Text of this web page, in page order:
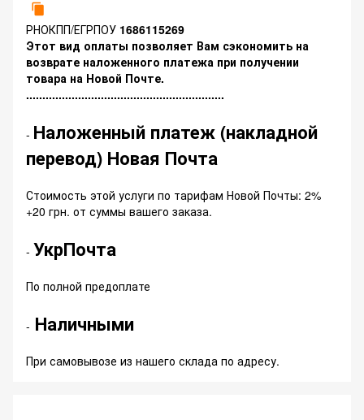
РНОКПП/ЕГРПОУ 1686115269
Этот вид оплаты позволяет Вам сэкономить на
возврате наложенного платежа при получении
товара на Новой Почте.
.............................................................
- Наложенный платеж (накладной
перевод) Новая Почта
Стоимость этой услуги по тарифам Новой Почты: 2%
+20 грн. от суммы вашего заказа.
- УкрПочта
По полной предоплате
- Наличными
При самовывозе из нашего склада по адресу.